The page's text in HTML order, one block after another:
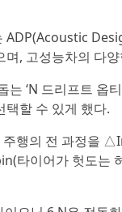
, 고성능차의 다
는 ‘N 드리프트
택할 수 있게 했다.
주행의 전 과정을
타이어가 헛도는